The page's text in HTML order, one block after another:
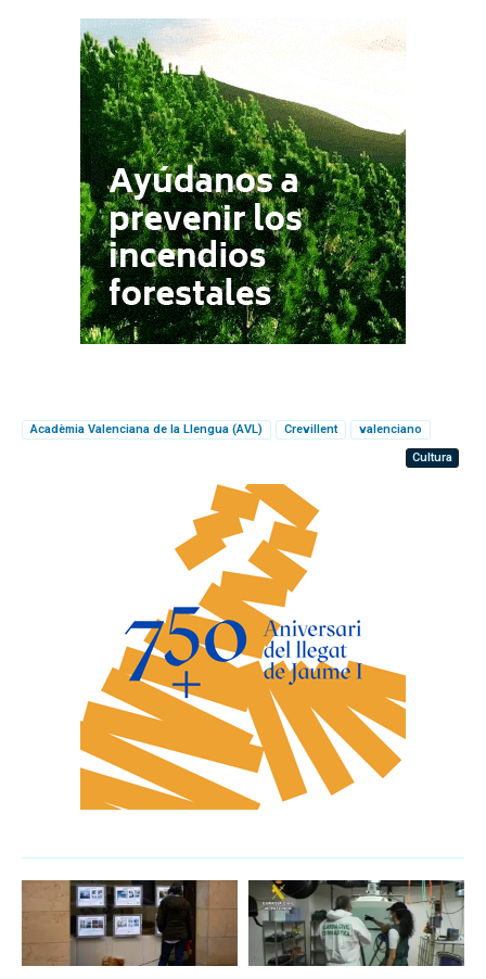
Acadèmia Valenciana de la Llengua (AVL) Crevillent
valenciano
Cultura